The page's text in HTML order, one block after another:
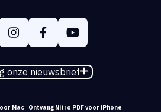
onze nieuwsbrief
Mac Ontvang Nitro PDF voor iPhone